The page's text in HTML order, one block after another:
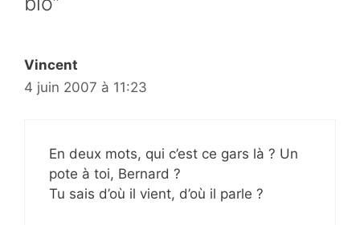
Vincent
4 juin 2007 à 11:23
En deux mots, qui c’est ce gars là ? Un
pote à toi, Bernard ?
Tu sais d’où il vient, d’où il parle ?